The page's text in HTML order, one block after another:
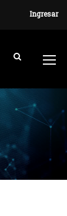
Ingresar